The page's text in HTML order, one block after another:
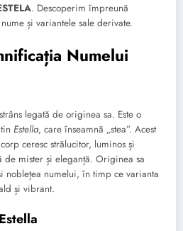
. Descoperim împreună
și variantele sale derivate.
Numelui
legată de originea sa. Este o
Estella, care înseamnă „stea”. Acest
ceresc strălucitor, luminos și
mister și eleganță. Originea sa
noblețea numelui, în timp ce varianta
și vibrant.